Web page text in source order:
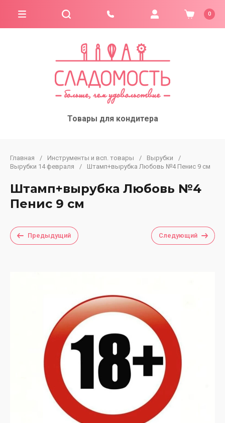
Товары для кондитера
0
Главная / Инструменты и всп. товары / Вырубки
/
Вырубки 14 февраля
/ Штамп+вырубка Любовь №4 Пенис 9 см
Штамп+вырубка Любовь №4
Пенис 9 см
Предыдущий Следующий